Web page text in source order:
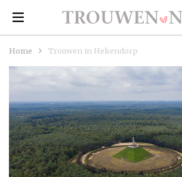
Home Trouwen in Hekendorp